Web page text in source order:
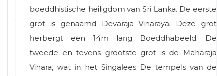
boeddhistische heiligdom van Sri Lanka. De eerste
grot is genaamd Devaraja Viharaya. Deze grot
herbergt een 14m lang Boeddhabeeld. De
tweede en tevens grootste grot is de Maharaja
Vihara, wat in het Singalees De tempels van de